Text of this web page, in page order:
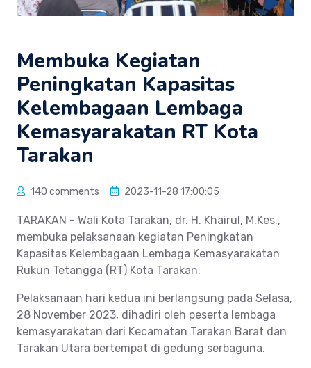
Membuka Kegiatan
Peningkatan Kapasitas
Kelembagaan Lembaga
Kemasyarakatan RT Kota
Tarakan
140 comments 2023-11-28 17:00:05
TARAKAN - Wali Kota Tarakan, dr. H. Khairul, M.Kes.,
membuka pelaksanaan kegiatan Peningkatan
Kapasitas Kelembagaan Lembaga Kemasyarakatan
Rukun Tetangga (RT) Kota Tarakan.
Pelaksanaan hari kedua ini berlangsung pada Selasa,
28 November 2023, dihadiri oleh peserta lembaga
kemasyarakatan dari Kecamatan Tarakan Barat dan
Tarakan Utara bertempat di gedung serbaguna.